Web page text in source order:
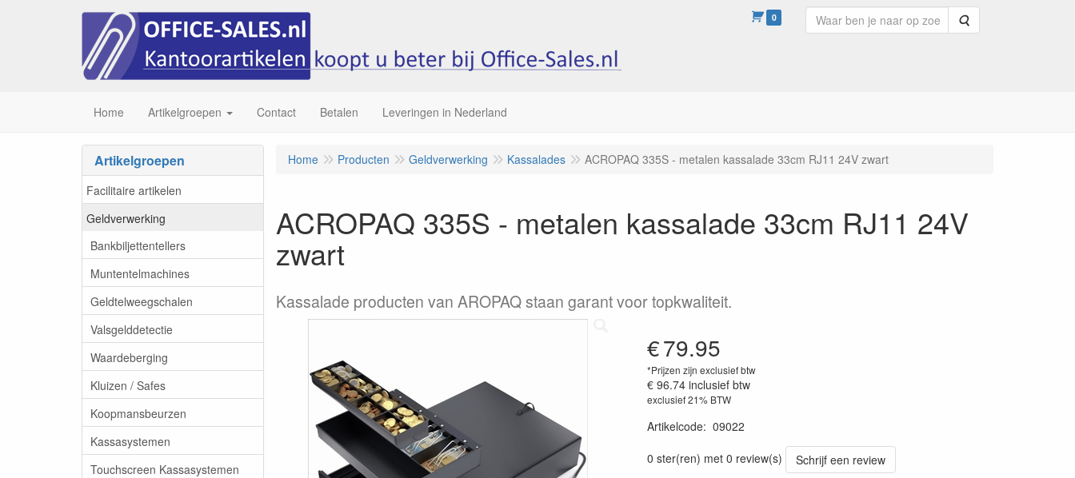
0 Zoeken
Home Artikelgroepen Contact Betalen Leveringen in Nederland
Artikelgroepen
Facilitaire artikelen
Geldverwerking
Bankbiljettentellers
Muntentelmachines
Geldtelweegschalen
Valsgelddetectie
Waardeberging
Kluizen / Safes
Koopmansbeurzen
Kassasystemen
Touchscreen Kassasystemen
Home Producten Geldverwerking Kassalades ACROPAQ 335S - metalen kassalade 33cm RJ11 24V zwart
ACROPAQ 335S - metalen kassalade 33cm RJ11 24V
zwart
Kassalade producten van AROPAQ staan garant voor topkwaliteit.
€79.95
*Prijzen zijn exclusief btw
€ 96.74 inclusief btw
exclusief 21% BTW
Artikelcode: 09022
0 ster(ren) met 0 review(s)
Schrijf een review